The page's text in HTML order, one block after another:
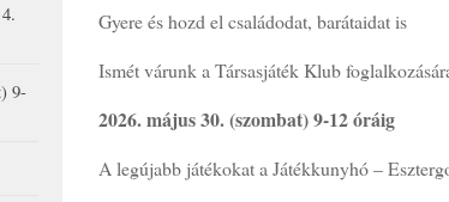
Gyere és hozd el családodat, barátaidat is
Ismét várunk a Társasjáték Klub
2026. május 30. (szombat) 9-12 óráig
A legújabb játékokat a Játékkunyhó –
9-